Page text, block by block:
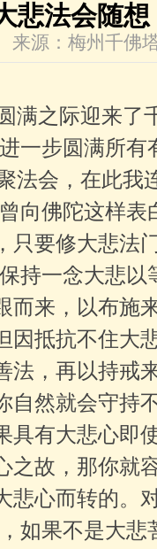
悲法会随想
来源：梅州千佛
之际迎来了
一步圆满所有
会，在此我
向佛陀这样表
只要修大悲法
持一念大悲
而来，以布施
因抵抗不住大
法，再以持戒
自然就会守持
具有大悲心即
之故，那你就
悲心而转的。
如果不是大